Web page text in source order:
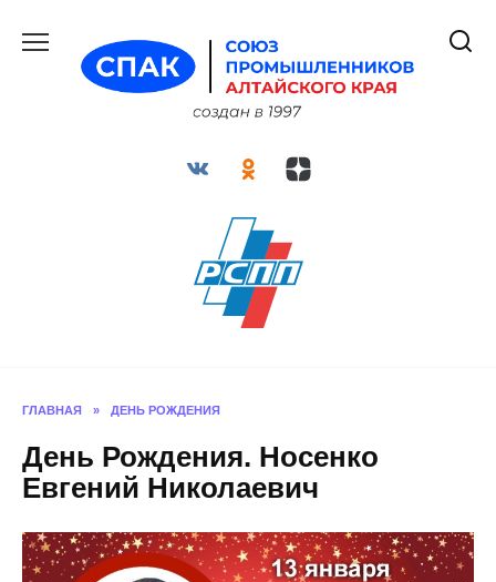
содержанию
ГЛАВНАЯ » ДЕНЬ РОЖДЕНИЯ
День Рождения. Носенко
Евгений Николаевич